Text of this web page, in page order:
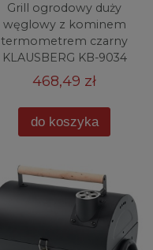
Grill ogrodowy duży
węglowy z kominem
termometrem czarny
KLAUSBERG KB-9034
468,49 zł
do koszyka